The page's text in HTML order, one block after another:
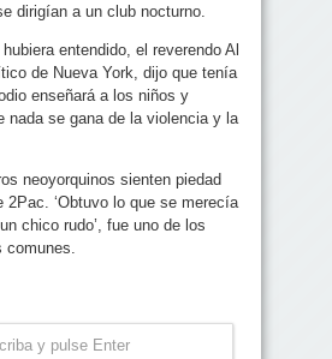
dirigían a un club nocturno.
entendido, el reverendo Al
de Nueva York, dijo que tenía
enseñará a los niños y
nada se gana de la violencia y la
neoyorquinos sienten piedad
2Pac. ‘Obtuvo lo que se merecía
chico rudo’, fue uno de los
comunes.